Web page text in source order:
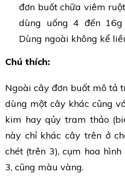
đơn buốt chữa viêm
dùng uống 4 đến
Dùng ngoài không kể
Chú thích:
Ngoài cây đơn buốt mô tả
dùng một cây khác cũng
kim hay qủy tram thảo
này chỉ khác cây trên ở
chét (trên 3), cụm hoa
3, cũng màu vàng.